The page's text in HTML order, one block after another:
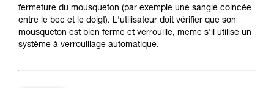
fermeture du mousqueton (par exemple une sangle coincée
entre le bec et le doigt). L'utilisateur doit vérifier que son
mousqueton est bien fermé et verrouillé, même s'il utilise un
système à verrouillage automatique.